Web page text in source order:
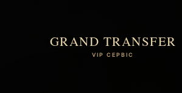
GRAND TRANSFER
VIP СЕРВІС